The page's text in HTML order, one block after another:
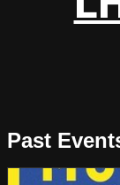
Past